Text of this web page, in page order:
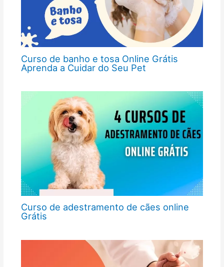
Curso de banho e tosa Online Grátis
Aprenda a Cuidar do Seu Pet
Curso de adestramento de cães online
Grátis